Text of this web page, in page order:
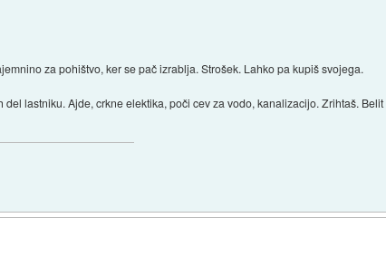
za pohištvo, ker se pač izrablja. Strošek. Lahko pa kupiš svojega.
lastniku. Ajde, crkne elektika, poči cev za vodo, kanalizacijo. Zrihtaš.